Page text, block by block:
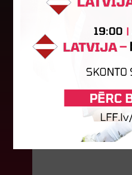
LFF DK 6.
LFF Disciplinārlietu
Nr. DK 26/-38 Rīgā,
Piedalās:Komitejas
Tverjanoviča-Bore,